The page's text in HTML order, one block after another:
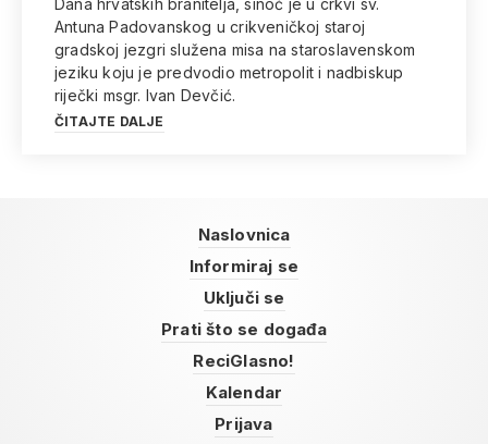
Dana hrvatskih branitelja, sinoć je u crkvi sv.
Antuna Padovanskog u crikveničkoj staroj
gradskoj jezgri služena misa na staroslavenskom
jeziku koju je predvodio metropolit i nadbiskup
riječki msgr. Ivan Devčić.
ČITAJTE DALJE
Naslovnica
Informiraj se
Uključi se
Prati što se događa
ReciGlasno!
Kalendar
Prijava